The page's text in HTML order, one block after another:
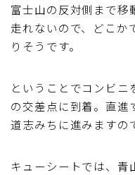
富士山の反対側まで移
走れないので、どこか
りそうです。
ということでコンビニ
の交差点に到着。直進
道志みちに進みますの
キューシートでは、青